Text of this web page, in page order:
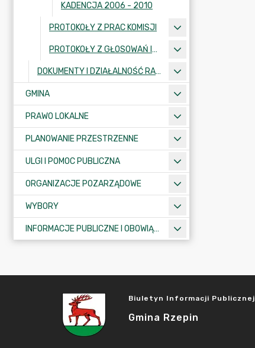
KADENCJA 2006 - 2010
PROTOKOŁY Z PRAC KOMISJI
PROTOKOŁY Z GŁOSOWAŃ IMIENNYCH
DOKUMENTY I DZIAŁALNOŚĆ RADY
GMINA
PRAWO LOKALNE
PLANOWANIE PRZESTRZENNE
ULGI I POMOC PUBLICZNA
ORGANIZACJE POZARZĄDOWE
WYBORY
INFORMACJE PUBLICZNE I OBOWIĄZKOWE
Biuletyn Informacji Publicznej
Gmina Rzepin